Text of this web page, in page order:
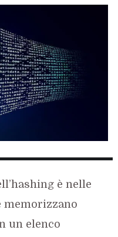
è nelle
memorizzano
un elenco